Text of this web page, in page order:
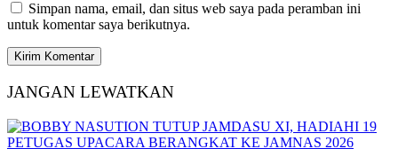
Simpan nama, email, dan situs web saya pada peramban ini
untuk komentar saya berikutnya.
JANGAN LEWATKAN